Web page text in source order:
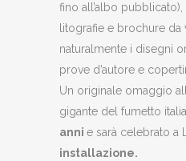
fino all’albo pubblicato),
litografie e brochure da
naturalmente i disegni
prove d’autore e
Un originale omaggio
gigante del fumetto
anni e sarà celebrato a
installazione.